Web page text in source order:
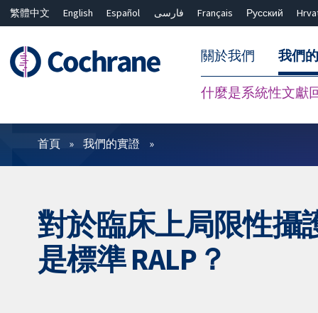
繁體中文 English Español فارسی Français Русский
關於我們 我們
什麼是系統性文獻
篩選條件
首頁 我們的實證
對於臨床上局限性攝
是標準 RALP？